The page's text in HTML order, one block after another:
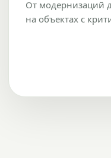
От модернизаций
на объектах с